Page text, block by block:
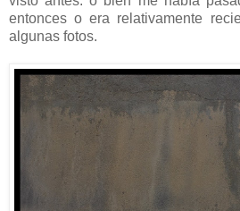
entonces o era relativamente
algunas fotos.